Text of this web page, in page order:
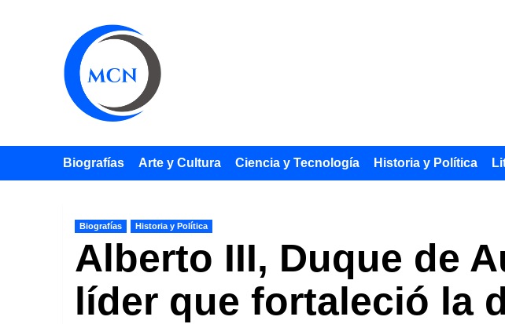
Biografías Arte y Cultura Ciencia y Tecnología Historia y Política
Biografías Historia y Política
Alberto III, Duque de
líder que fortaleció la